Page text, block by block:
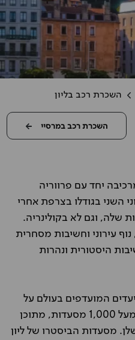
השכרת רכב בליון
השכרת רכב במרסיי
יחד עם פרווריה
השני בגודלו בצרפת אחרי
שלה, וגם לא בקולינריה.
עירוני וחשיבות מסחרית
היסטורית ונהרות
המועדפים בעולם על
פודיז וחובבי קולינריה. יש בה מעל 1,000 מסעדות, מתוכן
מסעדות הביסטרו של ליון